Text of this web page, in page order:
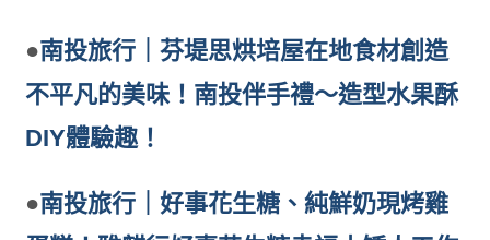
●南投旅行｜芬堤思烘培屋在地食材創造
不平凡的美味！南投伴手禮～造型水果酥
DIY體驗趣！
●南投旅行｜好事花生糖、純鮮奶現烤雞